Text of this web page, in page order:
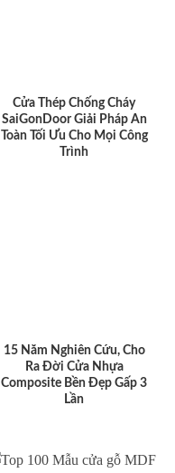
Cửa Thép Chống Cháy
SaiGonDoor Giải Pháp An
Toàn Tối Ưu Cho Mọi Công
Trình
15 Năm Nghiên Cứu, Cho
Ra Đời Cửa Nhựa
Composite Bền Đẹp Gấp 3
Lần